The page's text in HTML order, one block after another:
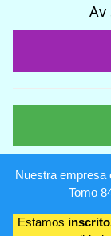
Av
Nuestra empresa
Tomo
Estamos